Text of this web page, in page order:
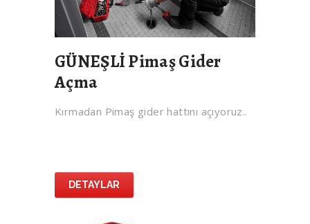
GÜNEŞLİ Pimaş Gider
Açma
Kırmadan Pimaş gider hattını açıyoruz..
DETAYLAR